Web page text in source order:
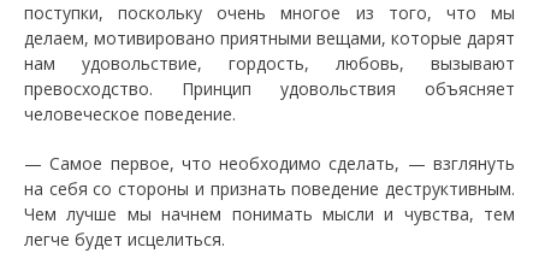
поступки, поскольку очень многое из того, что мы
делаем, мотивировано приятными вещами, которые дарят
нам удовольствие, гордость, любовь, вызывают
превосходство. Принцип удовольствия объясняет
человеческое поведение.
— Самое первое, что необходимо сделать, — взглянуть
на себя со стороны и признать поведение деструктивным.
Чем лучше мы начнем понимать мысли и чувства, тем
легче будет исцелиться.